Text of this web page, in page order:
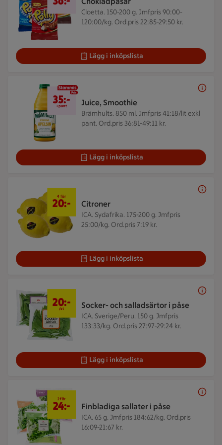
Cloetta. 150-200 g. Jmfpris 90:00-
120:00/kg. Ord.pris 22:85-29:50 kr.
Lägg i inköpslista
Juice, Smoothie
Brämhults. 850 ml. Jmfpris 41:18/lit exkl
pant. Ord.pris 36:81-49:11 kr.
35 kr + pant
35:-
+pant
Lägg i inköpslista
Citroner
ICA. Sydafrika. 175-200 g. Jmfpris
25:00/kg. Ord.pris 7:19 kr.
4 för 20 kr
4 för
20:-
Lägg i inköpslista
Socker- och salladsärtor i påse
ICA. Sverige/Peru. 150 g. Jmfpris
133:33/kg. Ord.pris 27:97-29:24 kr.
20 kr/st
20:-
/st
Lägg i inköpslista
Finbladiga sallater i påse
ICA. 65 g. Jmfpris 184:62/kg. Ord.pris
16:09-21:67 kr.
2 för
24:-